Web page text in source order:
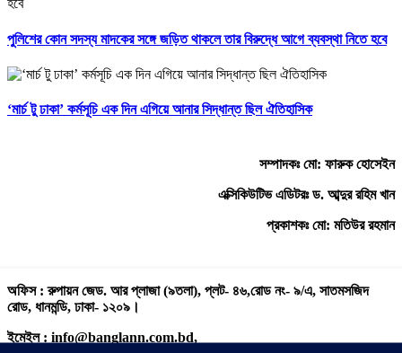
পুলিশের কোন সদস্য মাদকের সঙ্গে জড়িত থাকলে তার বিরুদ্ধে আগে ব্যবস্থা নিতে হবে
‘মার্চ টু ঢাকা’ কর্মসূচি এক দিন এগিয়ে আনার সিদ্ধান্ত ছিল ঐতিহাসিক
সম্পাদকঃ মো: ফারুক হোসেইন
এক্সিকিউটিভ এডিটরঃ ড. আব্দুর রহিম খান
প্রকাশকঃ মো: মতিউর রহমান
অফিস : রুপায়ন জেড. আর প্লাজা (৯তলা), প্লট- ৪৬,রোড নং- ৯/এ, সাতমসজিদ
রোড, ধানমন্ডি, ঢাকা- ১২০৯।
ইমেইল : info@banglann.com.bd,